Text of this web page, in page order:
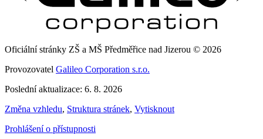
Oficiální stránky ZŠ a MŠ Předměřice nad Jizerou © 2026
Provozovatel Galileo Corporation s.r.o.
Poslední aktualizace: 6. 8. 2026
Změna vzhledu, Struktura stránek, Vytisknout
Prohlášení o přístupnosti